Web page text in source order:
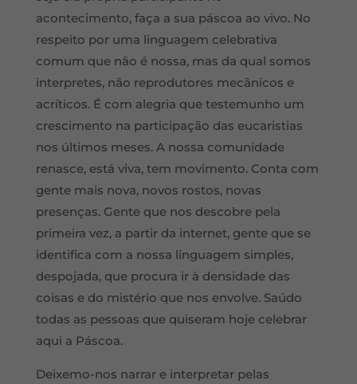
acontecimento, faça a sua páscoa ao vivo. No
respeito por uma linguagem celebrativa
comum que não é nossa, mas da qual somos
interpretes, não reprodutores mecânicos e
acríticos. É com alegria que testemunho um
crescimento na participação das eucaristias
nos últimos meses. A nossa comunidade
renasce, está viva, tem movimento. Conta com
gente mais nova, novos rostos, novas
presenças. Gente que nos descobre pela
primeira vez, a partir da internet, gente que se
identifica com a nossa linguagem simples,
despojada, que procura ir à densidade das
coisas e do mistério que nos envolve. Saúdo
todas as pessoas que quiseram hoje celebrar
aqui a Páscoa.
Deixemo-nos narrar e interpretar pelas